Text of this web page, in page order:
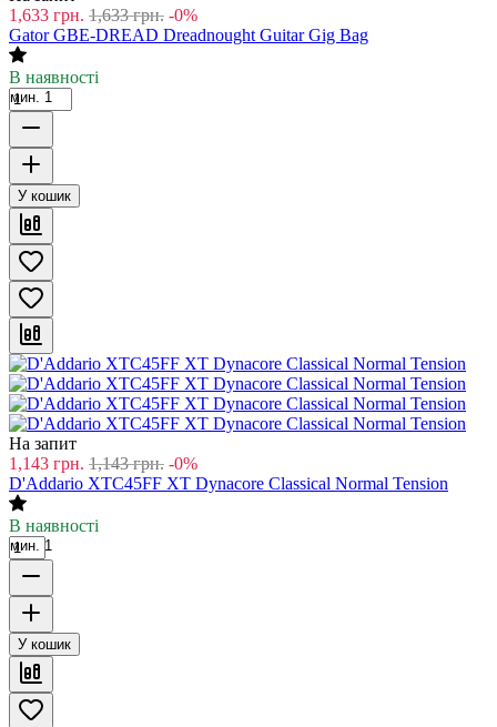
1,633 грн. 1,633 грн. -0%
Gator GBE-DREAD Dreadnought Guitar Gig Bag
В наявності
мин. 1
У кошик
На запит
1,143 грн. 1,143 грн. -0%
D'Addario XTC45FF XT Dynacore Classical Normal Tension
В наявності
мин. 1
У кошик